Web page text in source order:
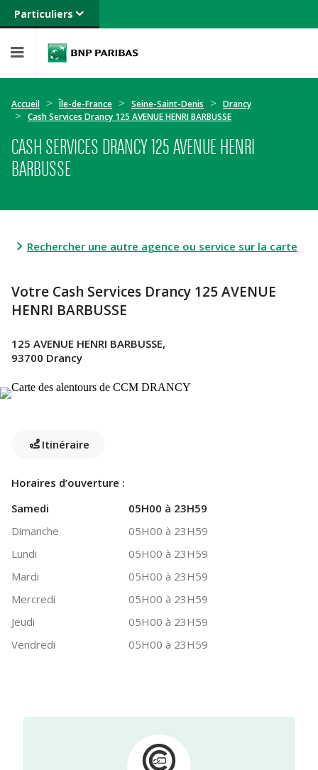
Particuliers
Banque privée
Entreprises
Accueil Île-de-France Seine-Saint-Denis
Drancy
Cash Services Drancy 125 AVENUE HENRI BARBUSSE
CASH SERVICES DRANCY 125 AVENUE HENRI
BARBUSSE
Rechercher une autre agence ou service sur la carte
Votre Cash Services Drancy 125 AVENUE
HENRI BARBUSSE
125 AVENUE HENRI BARBUSSE,
93700 Drancy
Itinéraire
Horaires d’ouverture :
Samedi
05H00 à 23H59
Dimanche
05H00 à 23H59
Lundi
05H00 à 23H59
Mardi
05H00 à 23H59
Mercredi
05H00 à 23H59
Jeudi
05H00 à 23H59
Vendredi
05H00 à 23H59